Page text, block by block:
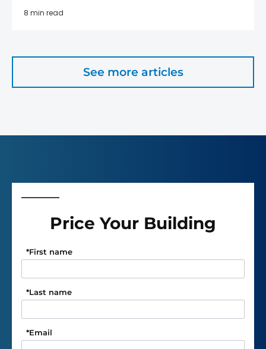
8 min read
See more articles
Price Your Building
First name
*
Last name
*
Email
*